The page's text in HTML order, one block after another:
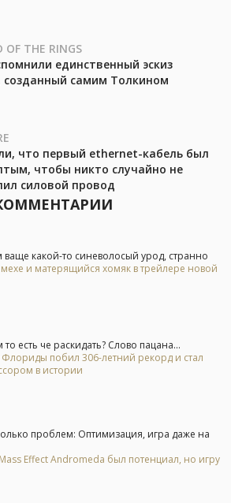
OF THE RINGS
единственный эскиз
созданный самим Толкином
что первый ethernet-кабель был
чтобы никто случайно не
силовой провод
ваще какой-то синеволосый урод, странно
и матерящийся хомяк в трейлере новой
есть че раскидать? Слово пацана...
Флориды побил 306-летний рекорд и стал
в истории
проблем: Оптимизация, игра даже на
Effect Andromeda был потенциал, но игру